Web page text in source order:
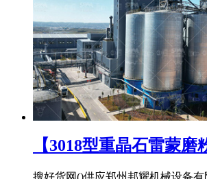
【3018型重晶石雷蒙
搜好货网()供应郑州邦耀机械设备